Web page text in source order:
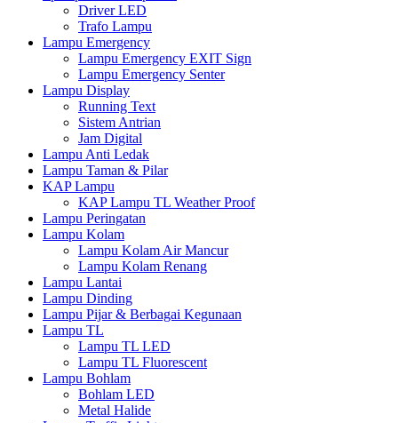
Driver LED
Trafo Lampu
Lampu Emergency
Lampu Emergency EXIT Sign
Lampu Emergency Senter
Lampu Display
Running Text
Sistem Antrian
Jam Digital
Lampu Anti Ledak
Lampu Taman & Pilar
KAP Lampu
KAP Lampu TL Weather Proof
Lampu Peringatan
Lampu Kolam
Lampu Kolam Air Mancur
Lampu Kolam Renang
Lampu Lantai
Lampu Dinding
Lampu Pijar & Berbagai Kegunaan
Lampu TL
Lampu TL LED
Lampu TL Fluorescent
Lampu Bohlam
Bohlam LED
Metal Halide